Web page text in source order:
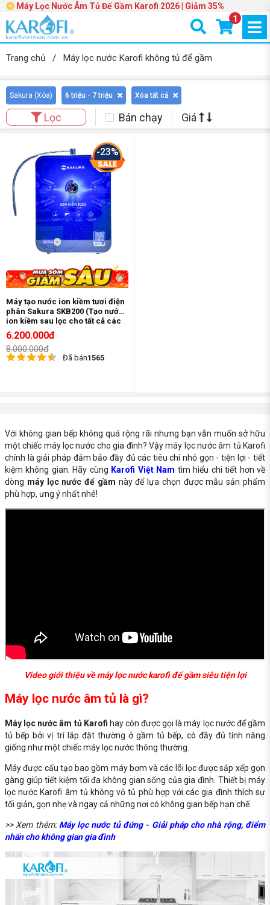
Máy Lọc Nước Âm Tủ Để Gầm Karofi 2026 | Giảm 35%
1
Trang chủ / Máy lọc nước Karofi không tủ để gầm
Sakura (Xóa) 6 triệu - 7 triệu Xóa tất cả
Lọc Bán chạy Giá
-23%
Máy tạo nước ion kiềm tươi điện
phân Sakura SKB200 (Tạo nước
ion kiềm sau lọc cho tất cả các
máy lọc nước)
6.200.000đ
8.000.000đ
Đã bán1565
Với không gian bếp không quá rộng rãi nhưng bạn vẫn muốn sở hữu
một chiếc máy lọc nước cho gia đình? Vậy máy lọc nước âm tủ Karofi
chính là giải pháp đảm bảo đầy đủ các tiêu chí nhỏ gọn - tiện lợi - tiết
kiệm không gian. Hãy cùng Karofi Việt Nam tìm hiểu chi tiết hơn về
dòng máy lọc nước để gầm này để lựa chọn được mẫu sản phẩm
phù hợp, ưng ý nhất nhé!
Video giới thiệu về máy lọc nước karofi để gầm siêu tiện lợi
Máy lọc nước âm tủ là gì?
Máy lọc nước âm tủ Karofi hay còn được gọi là máy lọc nước để gầm
tủ bếp bởi vị trí lắp đặt thường ở gầm tủ bếp, có đầy đủ tính năng
giống như một chiếc máy lọc nước thông thường.
Máy được cấu tạo bao gồm máy bơm và các lõi lọc được sắp xếp gọn
gàng giúp tiết kiệm tối đa không gian sống của gia đình. Thiết bị máy
lọc nước Karofi âm tủ không vỏ tủ phù hợp với các gia đình thích sự
tối giản, gọn nhẹ và ngay cả những nơi có không gian bếp hạn chế.
>> Xem thêm: Máy lọc nước tủ đứng - Giải pháp cho nhà rộng, điểm
nhấn cho không gian gia đình